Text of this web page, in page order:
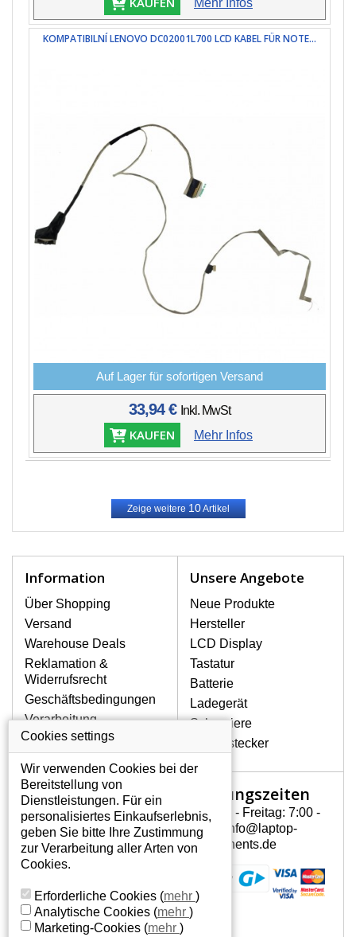
Mehr Infos
KOMPATIBILNÍ LENOVO DC02001L700 LCD KABEL FÜR NOTE...
Auf Lager für sofortigen Versand
33,94 € Inkl. MwSt
KAUFEN Mehr Infos
Zeige weitere10Artikel
Information
Über Shopping
Versand
Warehouse Deals
Reklamation &
Widerrufsrecht
Geschäftsbedingungen
Verarbeitung
personenbezogener
Daten
Über uns - Impressum
Unsere Angebote
Neue Produkte
Hersteller
LCD Display
Tastatur
Batterie
Ladegerät
Scharniere
Gerätestecker
Mein Konto
Mein Konto
Persönliche Daten
Addressen
Öffnungszeiten
Montag - Freitag: 7:00 -
15:30 info@laptop-
components.de
Cookies settings
Wir verwenden Cookies bei der
Bereitstellung von
Dienstleistungen. Für ein
personalisiertes Einkaufserlebnis,
geben Sie bitte Ihre Zustimmung
zur Verarbeitung aller Arten von
Cookies.
Erforderliche Cookies (mehr )
Analytische Cookies (mehr )
Marketing-Cookies (mehr )